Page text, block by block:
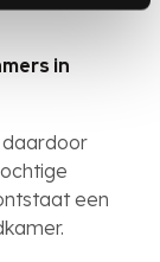
in
daardoor
een